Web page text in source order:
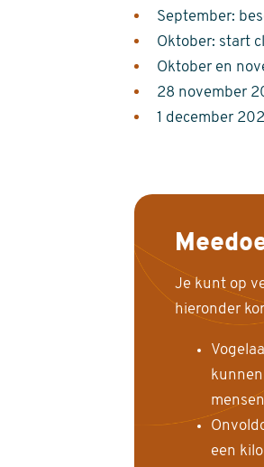
September:
Oktober: start
Oktober en
28 november
1 december
Je kunt op
hieronder
een